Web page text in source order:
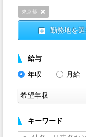
東京都
勤務地を選
給与
年収
月給
キーワード